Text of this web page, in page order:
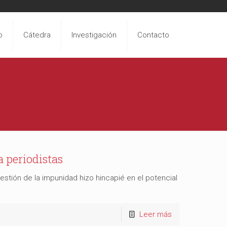
Cátedra Investigación Contacto
periodistas
de la impunidad hizo hincapié en el potencial
Leer más